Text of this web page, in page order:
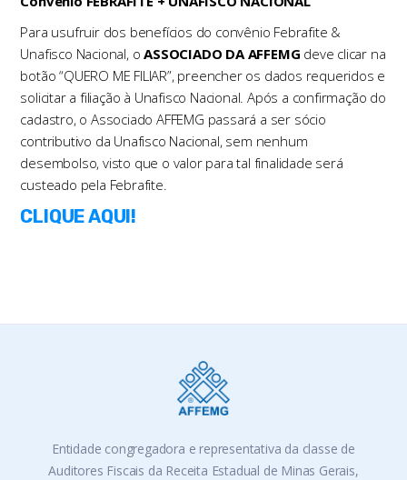
Para usufruir dos benefícios do convênio Febrafite &
Unafisco Nacional, oASSOCIADO DA AFFEMG deve clicar na
botão “QUERO ME FILIAR”, preencher os dados requeridos e
solicitar a filiação à Unafisco Nacional. Após a confirmação do
cadastro, o Associado AFFEMG passará a ser sócio
contributivo da Unafisco Nacional, sem nenhum
desembolso, visto que o valor para tal finalidade será
custeado pela Febrafite.
CLIQUE AQUI!
Entidade congregadora e representativa da classe de
Auditores Fiscais da Receita Estadual de Minas Gerais,